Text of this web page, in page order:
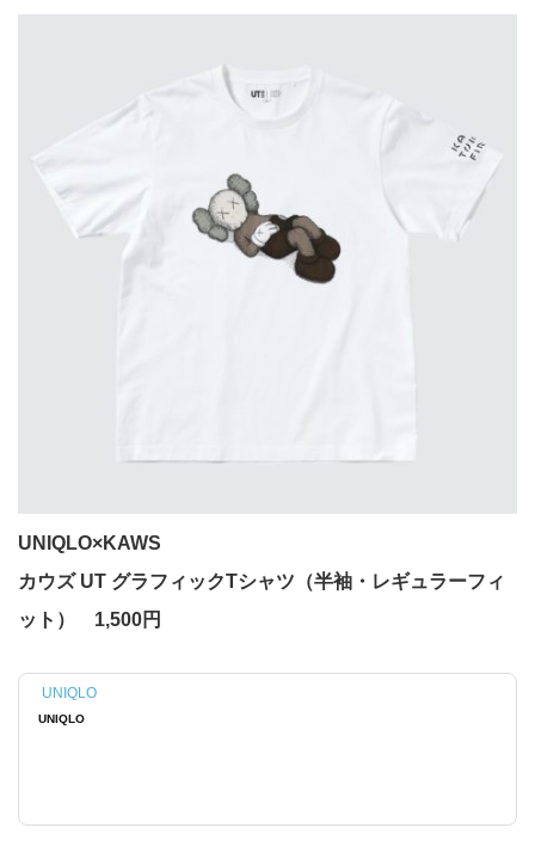
UNIQLO×KAWS
カウズ UT グラフィックTシャツ（半袖・レギュラーフィ
ット） 1,500円
UNIQLO
UNIQLO